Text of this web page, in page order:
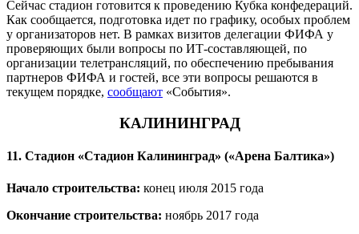
Сейчас стадион готовится к проведению Кубка конфедераций.
Как сообщается, подготовка идет по графику, особых проблем
у организаторов нет. В рамках визитов делегации ФИФА у
проверяющих были вопросы по ИТ-составляющей, по
организации телетрансляций, по обеспечению пребывания
партнеров ФИФА и гостей, все эти вопросы решаются в
текущем порядке, сообщают «События».
КАЛИНИНГРАД
11. Стадион «Стадион Калининград» («Арена Балтика»)
Начало строительства: конец июля 2015 года
Окончание строительства: ноябрь 2017 года